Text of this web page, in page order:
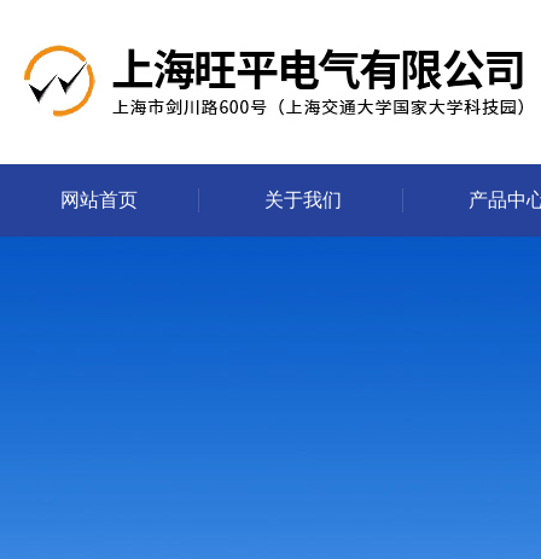
网站首页 关于我们 产品中